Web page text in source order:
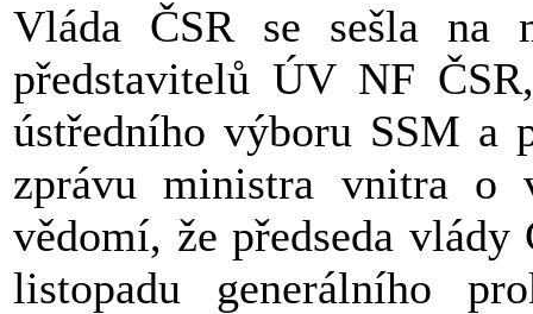
Vláda ČSR se sešla na
představitelů ÚV NF
ústředního výboru SSM a
zprávu ministra vnitra o
vědomí, že předseda
listopadu generálního